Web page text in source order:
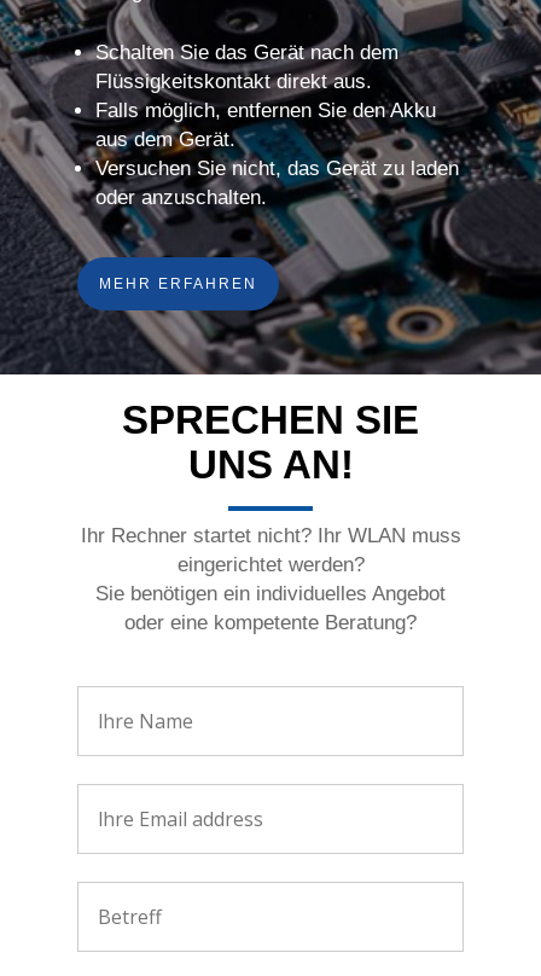
Schalten Sie das Gerät nach dem
Flüssigkeitskontakt direkt aus.
Falls möglich, entfernen Sie den Akku
aus dem Gerät.
Versuchen Sie nicht, das Gerät zu laden
oder anzuschalten.
MEHR ERFAHREN
SPRECHEN SIE
UNS AN!
Ihr Rechner startet nicht? Ihr WLAN muss
eingerichtet werden?
Sie benötigen ein individuelles Angebot
oder eine kompetente Beratung?